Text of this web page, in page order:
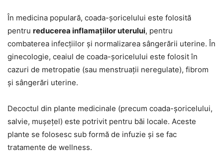
În medicina populară, coada-șoricelului este folosită
pentru reducerea inflamațiilor uterului, pentru
combaterea infecțiilor și normalizarea sângerării uterine. În
ginecologie, ceaiul de coada-șoricelului este folosit în
cazuri de metropatie (sau menstruații neregulate), fibrom
și sângerări uterine.
Decoctul din plante medicinale (precum coada-șoricelului,
salvie, mușețel) este potrivit pentru băi locale. Aceste
plante se folosesc sub formă de infuzie și se fac
tratamente de wellness.